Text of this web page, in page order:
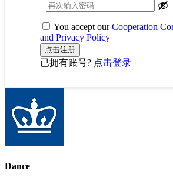
You accept ourCooperation
and Privacy Policy
已拥有账号? 点击登录
Dance